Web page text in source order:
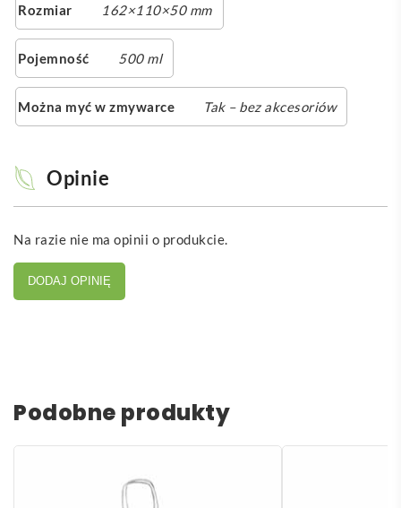
Rozmiar 162×110×50 mm
Pojemność 500 ml
Można myć w zmywarce Tak – bez akcesoriów
Opinie
Na razie nie ma opinii o produkcie.
DODAJ OPINIĘ
Podobne produkty